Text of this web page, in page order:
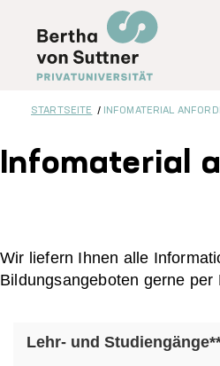
Inhalt
STARTSEITE INFOMATERIAL
Infomaterial
Wir liefern Ihnen alle
Bildungsangeboten gerne per
Lehr- und